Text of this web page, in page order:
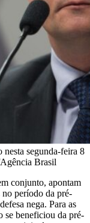
segunda-feira 8
Brasil
conjunto, apontam
no período da pré-
nega. Para as
se beneficiou da pré-